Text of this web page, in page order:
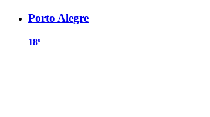
Porto Alegre
18º